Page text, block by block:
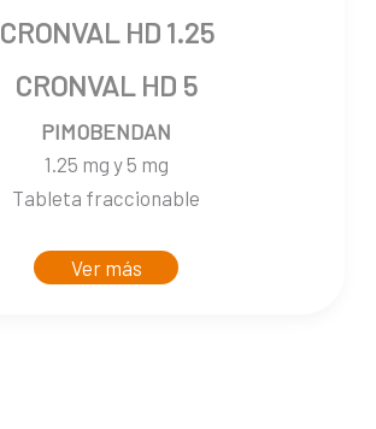
CRONVAL HD 1.25
CRONVAL HD 5
PIMOBENDAN
1.25 mg y 5 mg
Tableta fraccionable
Ver más